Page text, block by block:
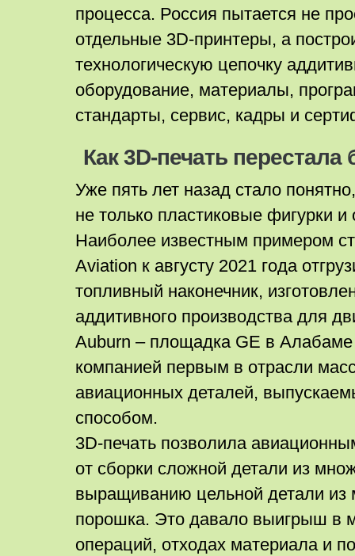
процесса. Россия пытается не
отдельные 3D-принтеры, а
технологическую цепочку
оборудование, материалы,
стандарты, сервис, кадры и
Как 3D-печать
Уже пять лет назад стало
не только пластиковые фигурки
Наиболее известным примером
Aviation к августу 2021 года
топливный наконечник,
аддитивного производства для
Auburn – площадка GE в
компанией первым в отрасли
авиационных деталей,
способом.
3D-печать позволила
от сборки сложной детали из
выращиванию цельной детали из
порошка. Это давало выигрыш в
операций, отходах материала и